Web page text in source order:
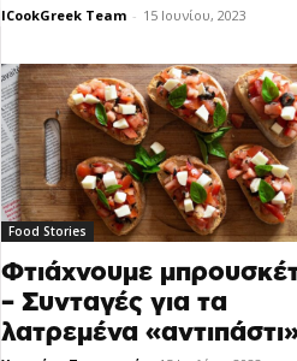
ICookGreek Team - 15 Ιουνίου, 2023
Food Stories
Φτιάχνουμε
– Συνταγές για τα
λατρεμένα